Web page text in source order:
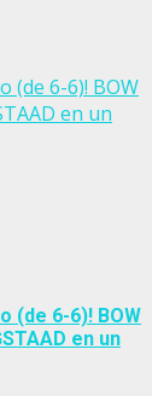
(de 6-6)! BOW
en un
(de 6-6)! BOW
en un